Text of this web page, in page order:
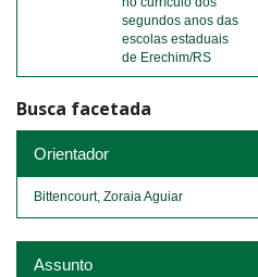
segundos anos das
escolas estaduais
de Erechim/RS
Busca facetada
Orientador
Bittencourt, Zoraia Aguiar
Assunto